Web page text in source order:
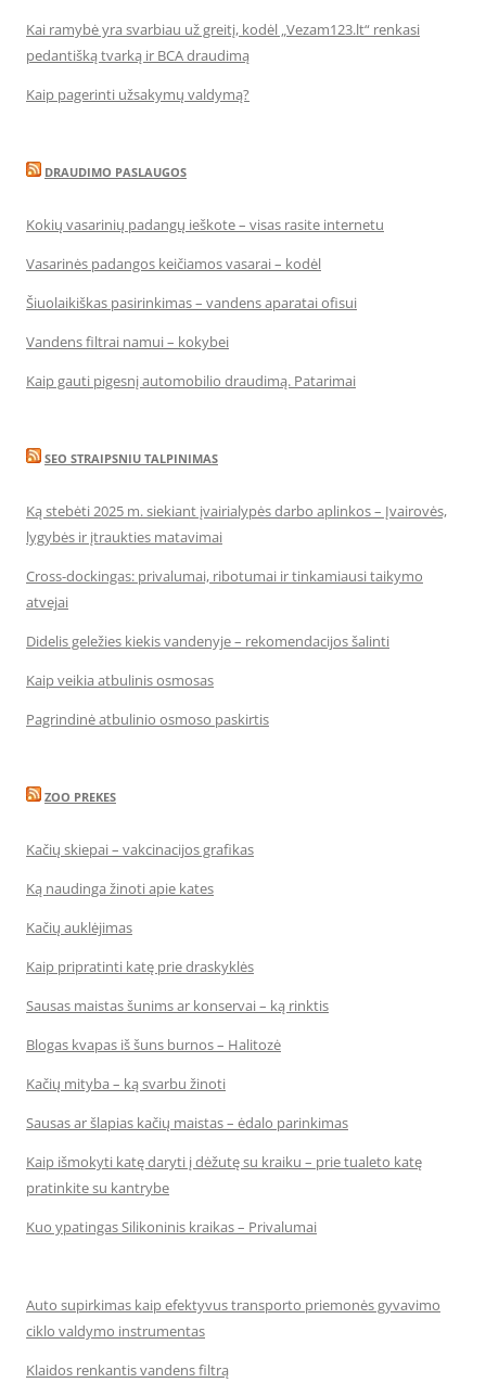
Kai ramybė yra svarbiau už greitį, kodėl „Vezam123.lt“ renkasi
pedantišką tvarką ir BCA draudimą
Kaip pagerinti užsakymų valdymą?
DRAUDIMO PASLAUGOS
Kokių vasarinių padangų ieškote – visas rasite internetu
Vasarinės padangos keičiamos vasarai – kodėl
Šiuolaikiškas pasirinkimas – vandens aparatai ofisui
Vandens filtrai namui – kokybei
Kaip gauti pigesnį automobilio draudimą. Patarimai
SEO STRAIPSNIU TALPINIMAS
Ką stebėti 2025 m. siekiant įvairialypės darbo aplinkos – Įvairovės,
lygybės ir įtraukties matavimai
Cross-dockingas: privalumai, ribotumai ir tinkamiausi taikymo
atvejai
Didelis geležies kiekis vandenyje – rekomendacijos šalinti
Kaip veikia atbulinis osmosas
Pagrindinė atbulinio osmoso paskirtis
ZOO PREKES
Kačių skiepai – vakcinacijos grafikas
Ką naudinga žinoti apie kates
Kačių auklėjimas
Kaip pripratinti katę prie draskyklės
Sausas maistas šunims ar konservai – ką rinktis
Blogas kvapas iš šuns burnos – Halitozė
Kačių mityba – ką svarbu žinoti
Sausas ar šlapias kačių maistas – ėdalo parinkimas
Kaip išmokyti katę daryti į dėžutę su kraiku – prie tualeto katę
pratinkite su kantrybe
Kuo ypatingas Silikoninis kraikas – Privalumai
Auto supirkimas kaip efektyvus transporto priemonės gyvavimo
ciklo valdymo instrumentas
Klaidos renkantis vandens filtrą